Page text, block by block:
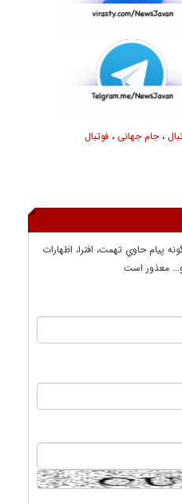
،جام جهانی ، فوتبال
پيام حاوي تهمت، افترا، اظهارات
معذور است